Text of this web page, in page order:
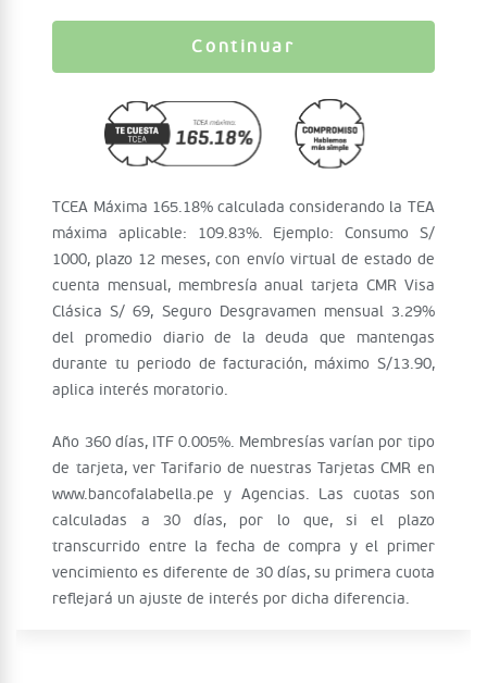
Continuar
TCEA Máxima 165.18% calculada considerando la TEA
máxima aplicable: 109.83%. Ejemplo: Consumo S/
1000, plazo 12 meses, con envío virtual de estado de
cuenta mensual, membresía anual tarjeta CMR Visa
Clásica S/ 69, Seguro Desgravamen mensual 3.29%
del promedio diario de la deuda que mantengas
durante tu periodo de facturación, máximo S/13.90,
aplica interés moratorio.
Año 360 días, ITF 0.005%. Membresías varían por tipo
de tarjeta, ver Tarifario de nuestras Tarjetas CMR en
www.bancofalabella.pe y Agencias. Las cuotas son
calculadas a 30 días, por lo que, si el plazo
transcurrido entre la fecha de compra y el primer
vencimiento es diferente de 30 días, su primera cuota
reflejará un ajuste de interés por dicha diferencia.